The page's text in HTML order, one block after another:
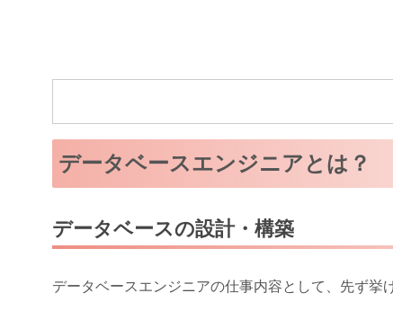
データベースエンジニアとは？
データベースの設計・構築
データベースエンジニアの仕事内容として、先ず挙